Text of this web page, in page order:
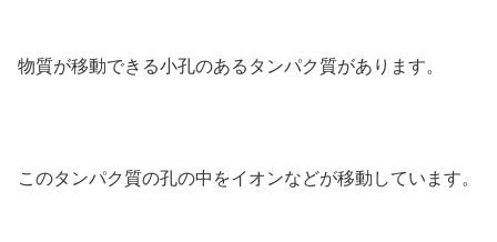
物質が移動できる小孔のあるタンパク質があります。
このタンパク質の孔の中をイオンなどが移動しています。